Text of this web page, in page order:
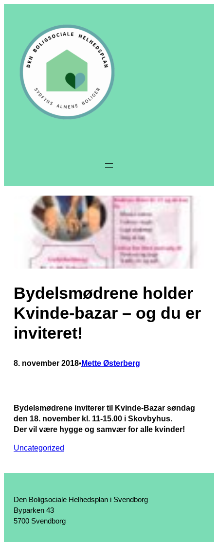
Bydelsmødrene holder
Kvinde-bazar – og du er
inviteret!
8. november 2018•Mette Østerberg
Bydelsmødrene inviterer til Kvinde-Bazar søndag
den 18. november kl. 11-15.00 i Skovbyhus.
Der vil være hygge og samvær for alle kvinder!
Uncategorized
Den Boligsociale Helhedsplan i Svendborg
Byparken 43
5700 Svendborg